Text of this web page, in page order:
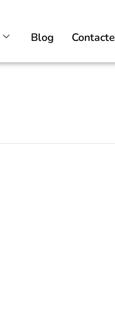
Blog Contacte